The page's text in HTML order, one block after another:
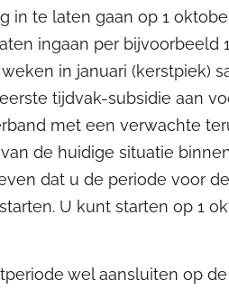
te laten gaan op 1
ingaan per bijvoorbeeld
in januari (kerstpiek)
tijdvak-subsidie aan
met een verwachte
de huidige situatie
dat u de periode voor de
U kunt starten op 1
wel aansluiten op